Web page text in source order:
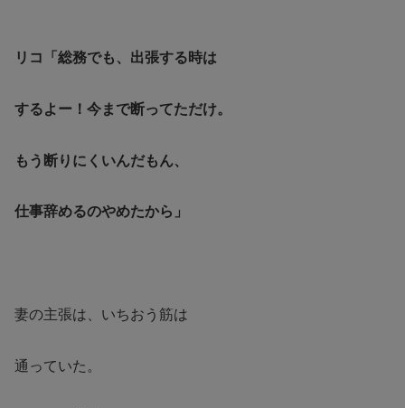
リコ「総務でも、出張する時は
するよー！今まで断ってただけ。
もう断りにくいんだもん、
仕事辞めるのやめたから」
妻の主張は、いちおう筋は
通っていた。